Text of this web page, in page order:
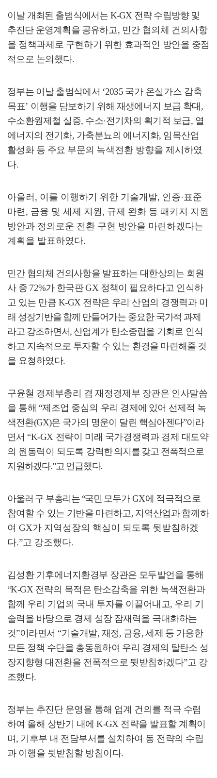
이날 개최된 출범식에서는 K-GX 전략 수립방향 및
추진단 운영계획을 공유하고, 민간 협의체 건의사항
을 정책과제로 구현하기 위한 효과적인 방안을 중점
적으로 논의했다.
정부는 이날 출범식에서 ‘2035 국가 온실가스 감축
목표’ 이행을 담보하기 위해 재생에너지 보급 확대 ,
수소환원제철 실증, 수소·전기차의 획기적 보급, 열
에너지의 전기화, 가축분뇨의 에너지화, 임목산업
활성화 등 주요 부문의 녹색전환 방향을 제시하였
다.
아울러 , 이를 이행하기 위한 기술개발, 인증·표준
마련 , 금융 및 세제 지원 , 규제 완화 등 패키지 지원
방안과 정의로운 전환 구현 방안을 마련하겠다는
계획을 발표하였다.
민간 협의체 건의사항을 발표하는 대한상의는 회원
사 중 72%가 한국판GX 정책이 필요하다고 인식하
고 있는 만큼 K-GX 전략은 우리 산업의 경쟁력과 미
래 성장기반을 함께 만들어가는 중요한 국가적 과제
라고 강조하면서, 산업계가 탄소중립을 기회로 인식
하고 지속적으로 투자할 수 있는 환경을 마련해줄 것
을 요청하였다.
구윤철 경제부총리 겸 재정경제부 장관은 인사말씀
을 통해 “제조업 중심의 우리 경제에 있어 선제적 녹
색전환(GX)은 국가의 명운이 달린 핵심아젠다”이 라
면서 “K-GX 전략이 미래 국가경쟁력과 경제 대도약
의 원동력이 되도록 강력한 의지를 갖고 전폭적으로
지원하겠다.”고 언급했다.
아울러 구 부총리는 “국민 모두가GX에 적극적으로
참여할 수 있는 기반을 마련하고, 지역산업과함께하
여 GX가 지역성장의 핵심이 되도록 뒷받침하겠
다.”고 강조했다.
김성환 기후에너지환경부 장관은 모두발언을 통해
“K-GX 전략의 목적은 탄소감축을 위한 녹색전환과
함께 우리 기업의 국내 투자를 이끌어내고, 우리 기
술력을 바탕으로 경제 성장 잠재력을 극대화하는
것”이라면서 “기술개발, 재정, 금융,세제 등 가용한
모든 정책 수단을 총동원하여 우리 경제의 탈탄소 성
장지향형 대전환을 전폭적으로 뒷받침하겠다”고 강
조했다.
정부는 추진단 운영을 통해 업계 건의를 적극 수렴
하여 올해 상반기 내에K-GX 전략을 발표할 계획이
며, 기후부 내 전담부서를 설치하여 동 전략의 수립
과 이행을 뒷받침할 방침이다.